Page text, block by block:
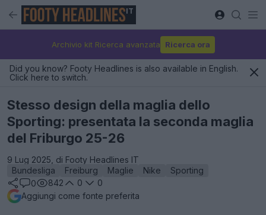
IT
Archivio kit Ricerca avanzata Ricerca ora
Did you know? Footy Headlines is also available in English.
Click here to switch.
Stesso design della maglia dello
Sporting: presentata la seconda maglia
del Friburgo 25-26
9 Lug 2025, di Footy Headlines IT
Bundesliga
Freiburg Maglie Nike
Sporting
0
842 0
0
Aggiungi come fonte preferita